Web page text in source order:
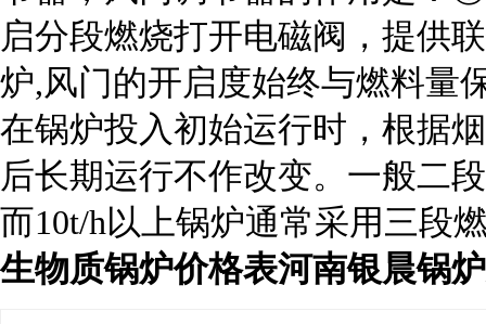
启分段燃烧打开电磁阀，提供
炉,风门的开启度始终与燃料量
在锅炉投入初始运行时，根据
后长期运行不作改变。一般二
而10t/h以上锅炉通常采用三段
生物质锅炉价格表河南银晨锅